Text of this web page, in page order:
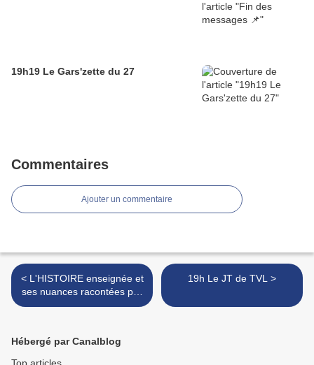
19h19 Le Gars'zette du 27
Commentaires
Ajouter un commentaire
< L'HISTOIRE enseignée et
ses nuances racontées par
un acteur du moment
19h Le JT de TVL >
Hébergé par Canalblog